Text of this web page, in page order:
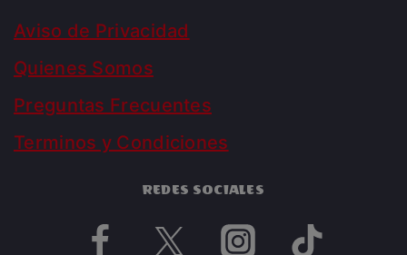
Aviso de Privacidad
Quienes Somos
Preguntas Frecuentes
Terminos y Condiciones
REDES SOCIALES